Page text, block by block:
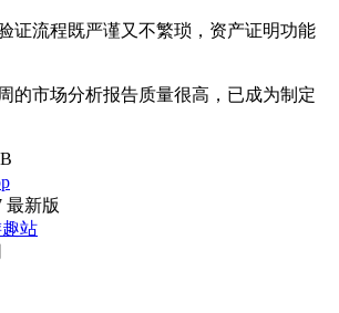
证流程既严谨又不繁琐，资产证明功能
的市场分析报告质量很高，已成为制定
最新版
站